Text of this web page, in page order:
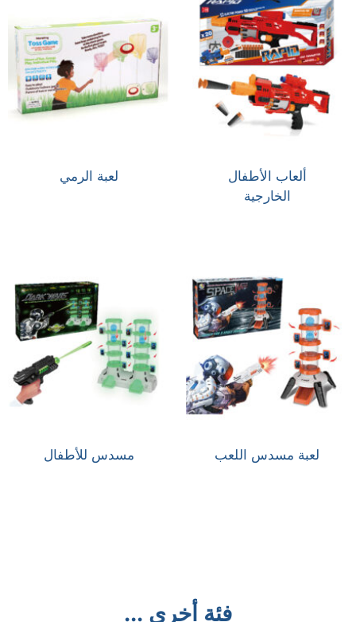
ألعاب الأطفال
الخارجية
لعبة الرمي
لعبة مسدس اللعب مسدس للأطفال
فئة أخرى ...